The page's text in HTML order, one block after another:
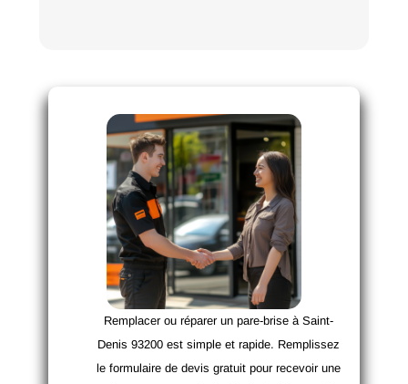
Remplacer ou réparer un pare-brise à Saint-
Denis 93200 est simple et rapide. Remplissez
le formulaire de devis gratuit pour recevoir une